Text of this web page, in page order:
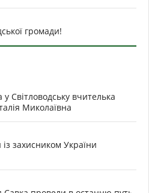
громади!
у Світловодську вчителька
Миколаївна
захисником України